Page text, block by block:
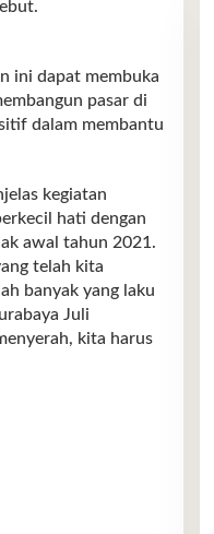
ini dapat membuka
pasar di
dalam membantu
kegiatan
hati dengan
awal tahun 2021.
telah kita
banyak yang laku
Juli
kita harus